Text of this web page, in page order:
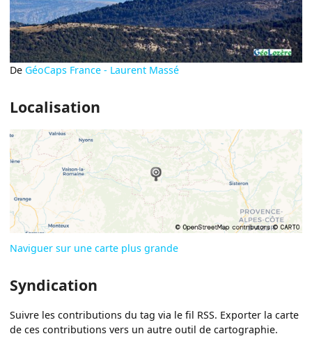
De GéoCaps France - Laurent Massé
Localisation
Naviguer sur une carte plus grande
Syndication
Suivre les contributions du tag via le fil RSS. Exporter la carte
de ces contributions vers un autre outil de cartographie.